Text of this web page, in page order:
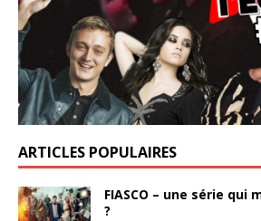
ARTICLES POPULAIRES
FIASCO – une série
?